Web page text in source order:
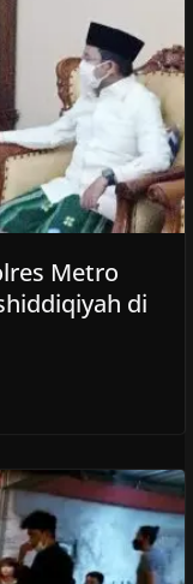
Metro
di